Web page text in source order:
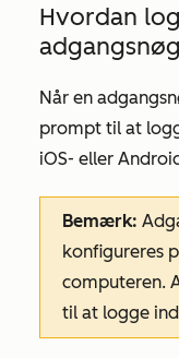
Hvordan
Når en
prompt til at
iOS- eller
Bemærk:
konfigureres
computeren.
til at logge